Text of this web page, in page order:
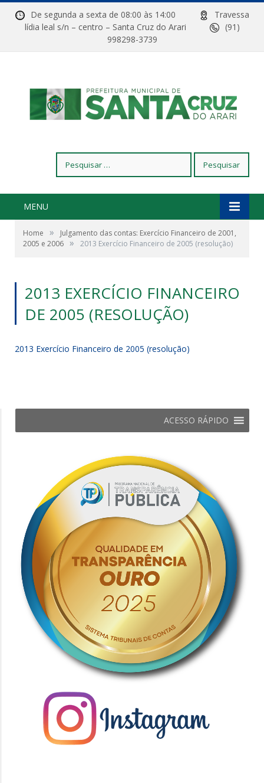
De segunda a sexta de 08:00 às 14:00
Travessa
lídia leal s/n – centro – Santa Cruz do Arari
(91)
998298-3739
por:
MENU
Home »
Julgamento das contas: Exercício Financeiro de 2001,
2005 e 2006 » 2013 Exercício Financeiro de 2005 (resolução)
2013 EXERCÍCIO FINANCEIRO
DE 2005 (RESOLUÇÃO)
2013 Exercício Financeiro de 2005 (resolução)
ACESSO RÁPIDO